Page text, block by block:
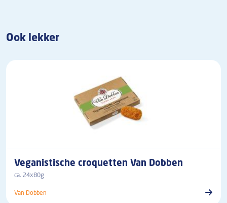
Ook lekker
Veganistische croquetten Van Dobben
ca. 24x80g
Van Dobben